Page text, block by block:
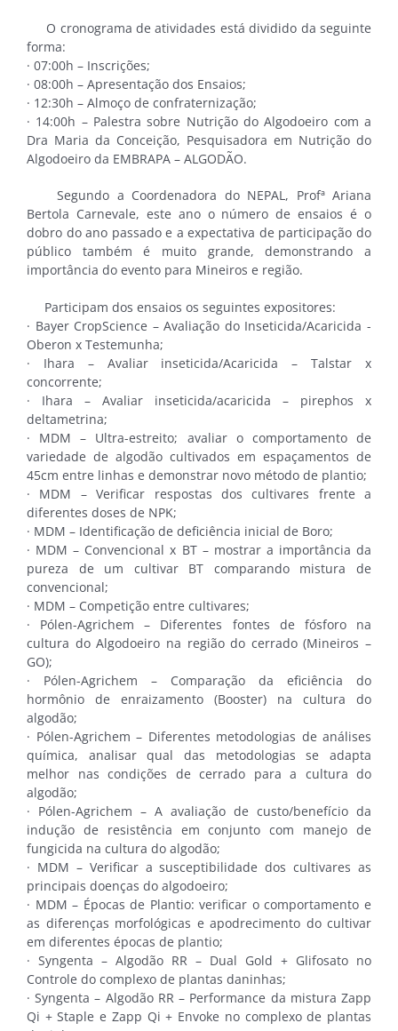
O cronograma de atividades está dividido da seguinte
forma:
· 07:00h – Inscrições;
· 08:00h – Apresentação dos Ensaios;
· 12:30h – Almoço de confraternização;
· 14:00h – Palestra sobre Nutrição do Algodoeiro com a
Dra Maria da Conceição, Pesquisadora em Nutrição do
Algodoeiro da EMBRAPA – ALGODÃO.
Segundo a Coordenadora do NEPAL, Profª Ariana
Bertola Carnevale, este ano o número de ensaios é o
dobro do ano passado e a expectativa de participação do
público também é muito grande, demonstrando a
importância do evento para Mineiros e região.
Participam dos ensaios os seguintes expositores:
· Bayer CropScience – Avaliação do Inseticida/Acaricida -
Oberon x Testemunha;
· Ihara – Avaliar inseticida/Acaricida – Talstar x
concorrente;
· Ihara – Avaliar inseticida/acaricida – pirephos x
deltametrina;
· MDM – Ultra-estreito; avaliar o comportamento de
variedade de algodão cultivados em espaçamentos de
45cm entre linhas e demonstrar novo método de plantio;
· MDM – Verificar respostas dos cultivares frente a
diferentes doses de NPK;
· MDM – Identificação de deficiência inicial de Boro;
· MDM – Convencional x BT – mostrar a importância da
pureza de um cultivar BT comparando mistura de
convencional;
· MDM – Competição entre cultivares;
· Pólen-Agrichem – Diferentes fontes de fósforo na
cultura do Algodoeiro na região do cerrado (Mineiros –
GO);
· Pólen-Agrichem – Comparação da eficiência do
hormônio de enraizamento (Booster) na cultura do
algodão;
· Pólen-Agrichem – Diferentes metodologias de análises
química, analisar qual das metodologias se adapta
melhor nas condições de cerrado para a cultura do
algodão;
· Pólen-Agrichem – A avaliação de custo/benefício da
indução de resistência em conjunto com manejo de
fungicida na cultura do algodão;
· MDM – Verificar a susceptibilidade dos cultivares as
principais doenças do algodoeiro;
· MDM – Épocas de Plantio: verificar o comportamento e
as diferenças morfológicas e apodrecimento do cultivar
em diferentes épocas de plantio;
· Syngenta – Algodão RR – Dual Gold + Glifosato no
Controle do complexo de plantas daninhas;
· Syngenta – Algodão RR – Performance da mistura Zapp
Qi + Staple e Zapp Qi + Envoke no complexo de plantas